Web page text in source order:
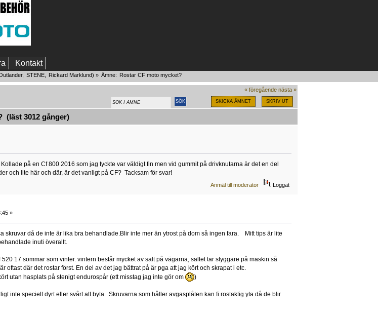
Kontakt
, STENE, Rickard Marklund) » Ämne: Rostar CF moto mycket?
« föregående nästa »
SKICKA ÄMNET SKRIV UT
(läst 3012 gånger)
på en Cf 800 2016 som jag tyckte var väldigt fin men vid gummit på drivknutarna är det en del
och lite här och där, är det vanligt på CF? Tacksam för svar!
Anmäl till moderator Loggat
»
skruvar då de inte är lika bra behandlade.Blir inte mer än ytrost på dom så ingen fara. Mitt tips är lite
inuti överallt.
17 sommar som vinter. vintern består mycket av salt på vägarna, saltet tar styggare på maskin så
oftast där det rostar först. En del av det jag bättrat på är pga att jag kört och skrapat i etc.
utan hasplats på stenigt endurospår (ett misstag jag inte gör om
)
inte specielt dyrt eller svårt att byta. Skruvarna som håller avgasplåten kan fi rostaktig yta då de blir